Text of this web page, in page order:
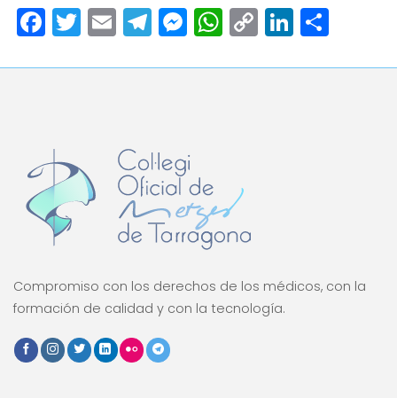
Facebook
Twitter
EmailTelegram
Messenger
WhatsApp
Copy
Link
Compromiso con los derechos de los médicos, con la
formación de calidad y con la tecnología.